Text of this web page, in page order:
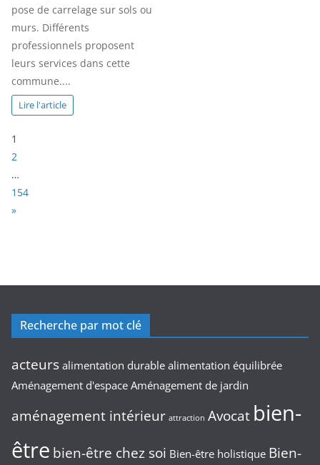
pose de carrelage sur sols ou
murs. Différents
professionnels proposent
leurs services dans cette
commune....
Lire l'article
P
a
g
e
:
1
2
…
154
N
»
Recherche par mot clé
acteurs alimentation durable alimentation équilibrée
Aménagement d'espace Aménagement de jardin
aménagement intérieur attraction Avocat bien-
être bien-être chez soi Bien-être holistique Bien-